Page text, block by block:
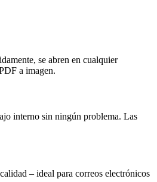
se abren en cualquier
a imagen.
interno sin ningún problema. Las
– ideal para correos electrónicos